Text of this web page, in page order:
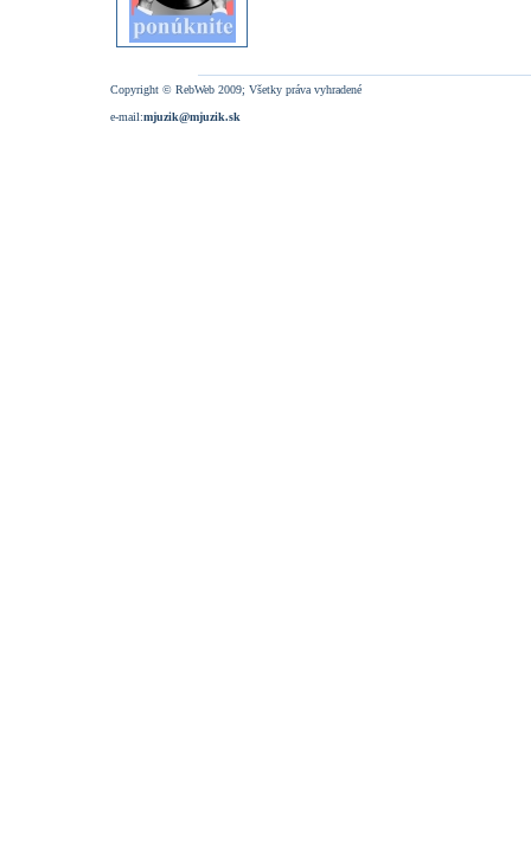
Copyright © RebWeb 2009; Všetky práva vyhradené
e-mail:mjuzik@mjuzik.sk